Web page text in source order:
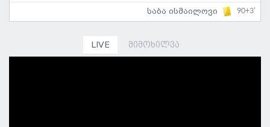
საბა ისმაილოვი 90+3'
LIVE მიმოხილვა